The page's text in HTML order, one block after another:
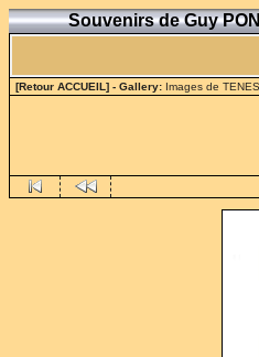
Souvenirs de Guy
[Retour ACCUEIL] - Gallery: Images de TENES